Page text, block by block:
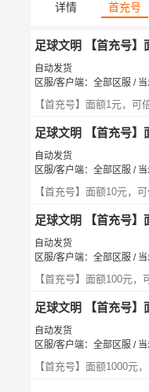
详情 首充号
足球文明 【首充号】
自动发货
区服/客户端：全部区服 /
【首充号】面额1元，可
足球文明 【首充号】
自动发货
区服/客户端：全部区服 /
【首充号】面额10元，
足球文明 【首充号】
自动发货
区服/客户端：全部区服 /
【首充号】面额100元，
足球文明 【首充号】
自动发货
区服/客户端：全部区服 /
【首充号】面额1000元